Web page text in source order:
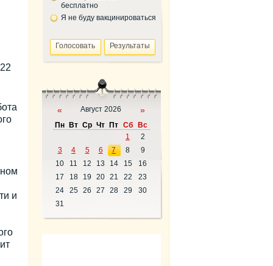
и
бесплатно
Я не буду вакцинироваться
« Август 2026 »
Пн Вт Ср Чт Пт Сб
Вс
1
2
3
4 5 6 7 8
9
10
11 12 13 14 15
16
17
18 19 20 21 22
23
24
25 26 27 28 29
30
31